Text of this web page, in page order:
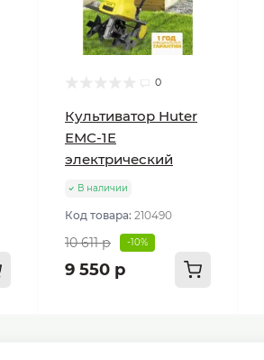
0
Культиватор Huter
ЕМС-1E
электрический
В наличии
Код товара: 210490
10 611 р -10%
9 550 р